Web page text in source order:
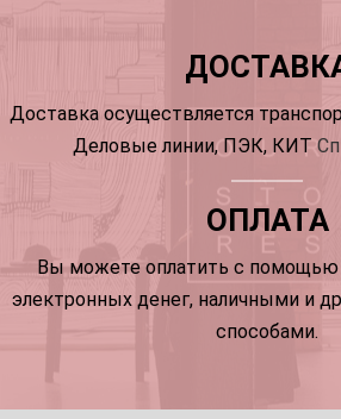
Доставка осуществляется
Деловые линии, ПЭК, КИТ
ОПЛАТА
Вы можете оплатить с помощью
электронных денег, наличными и
способами.